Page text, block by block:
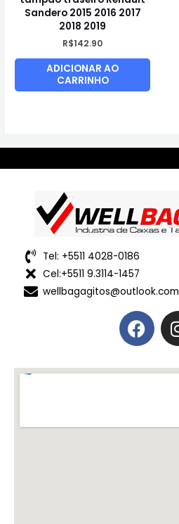
Sandero 2015 2016 2017
2018 2019
R$142.90
ADICIONAR AO
CARRINHO
Tel: +5511 4028-0186
Cel:+5511 9.3114-1457
wellbagagitos@outlook.com